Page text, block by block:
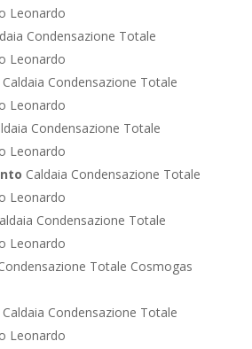
Leonardo
Condensazione Totale
Leonardo
Caldaia Condensazione Totale
Leonardo
Condensazione Totale
Leonardo
Caldaia Condensazione Totale
Leonardo
Condensazione Totale
Leonardo
Totale Cosmogas
Caldaia Condensazione Totale
Leonardo